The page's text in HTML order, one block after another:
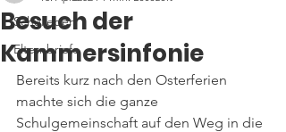
Schulleben
Elternbriefe
Besuch der
Kammersinfonie
Bereits kurz nach den Osterferien
machte sich die ganze
Schulgemeinschaft auf den Weg in die